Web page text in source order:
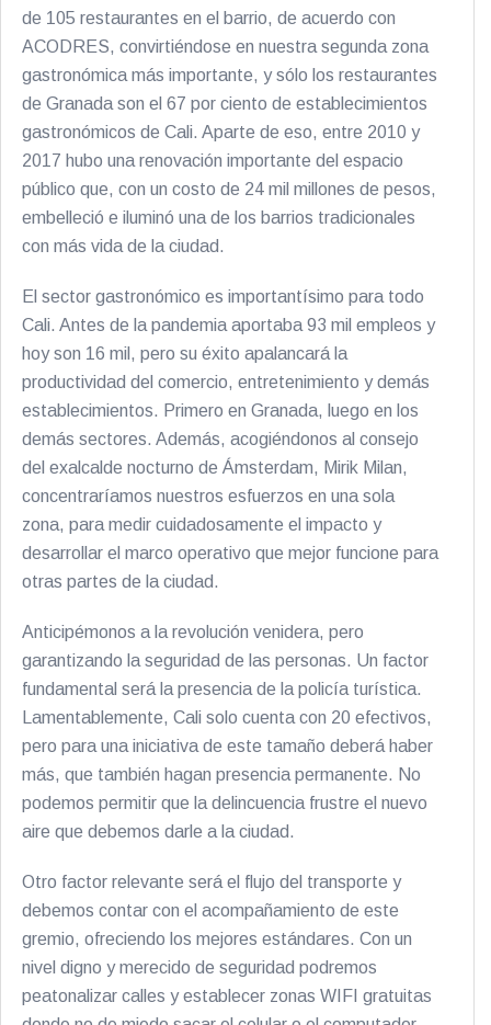
de 105 restaurantes en el barrio, de acuerdo con
ACODRES, convirtiéndose en nuestra segunda zona
gastronómica más importante, y sólo los restaurantes
de Granada son el 67 por ciento de establecimientos
gastronómicos de Cali. Aparte de eso, entre 2010 y
2017 hubo una renovación importante del espacio
público que, con un costo de 24 mil millones de pesos,
embelleció e iluminó una de los barrios tradicionales
con más vida de la ciudad.
El sector gastronómico es importantísimo para todo
Cali. Antes de la pandemia aportaba 93 mil empleos y
hoy son 16 mil, pero su éxito apalancará la
productividad del comercio, entretenimiento y demás
establecimientos. Primero en Granada, luego en los
demás sectores. Además, acogiéndonos al consejo
del exalcalde nocturno de Ámsterdam, Mirik Milan,
concentraríamos nuestros esfuerzos en una sola
zona, para medir cuidadosamente el impacto y
desarrollar el marco operativo que mejor funcione para
otras partes de la ciudad.
Anticipémonos a la revolución venidera, pero
garantizando la seguridad de las personas. Un factor
fundamental será la presencia de la policía turística.
Lamentablemente, Cali solo cuenta con 20 efectivos,
pero para una iniciativa de este tamaño deberá haber
más, que también hagan presencia permanente. No
podemos permitir que la delincuencia frustre el nuevo
aire que debemos darle a la ciudad.
Otro factor relevante será el flujo del transporte y
debemos contar con el acompañamiento de este
gremio, ofreciendo los mejores estándares. Con un
nivel digno y merecido de seguridad podremos
peatonalizar calles y establecer zonas WIFI gratuitas